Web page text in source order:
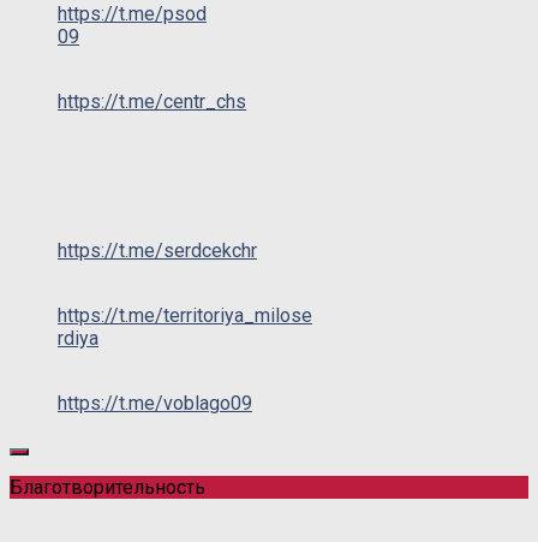
https://t.me/psod
09
https://t.me/centr_chs
https://t.me/serdcekchr
https://t.me/territoriya_milose
rdiya
https://t.me/voblago09
Благотворительность